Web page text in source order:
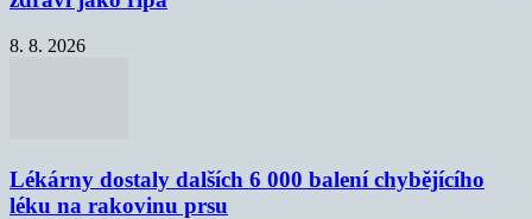
8. 8. 2026
Lékárny dostaly dalších 6 000 balení chybějícího
léku na rakovinu prsu